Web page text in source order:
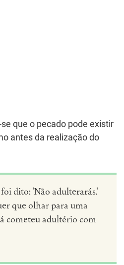
que o pecado pode existir
antes da realização do
dito: 'Não adulterarás.'
que olhar para uma
cometeu adultério com